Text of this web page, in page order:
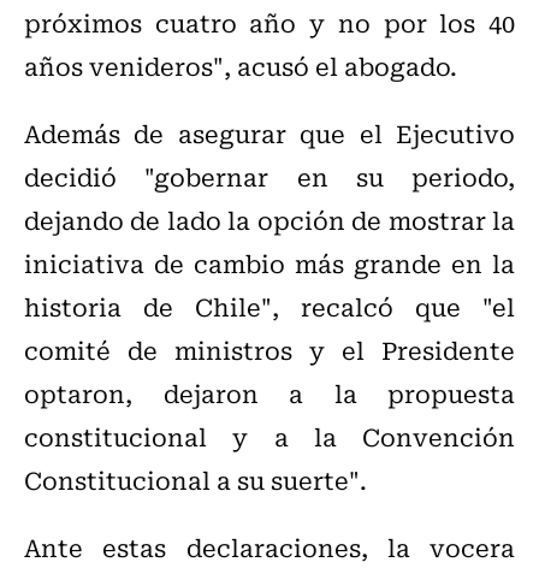
próximos cuatro año y no por los 40
años venideros", acusó el abogado.
Además de asegurar que el Ejecutivo
decidió "gobernar en su periodo,
dejando de lado la opción de mostrar la
iniciativa de cambio más grande en la
historia de Chile", recalcó que "el
comité de ministros y el Presidente
optaron, dejaron a la propuesta
constitucional y a la Convención
Constitucional a su suerte".
Ante estas declaraciones, la vocera